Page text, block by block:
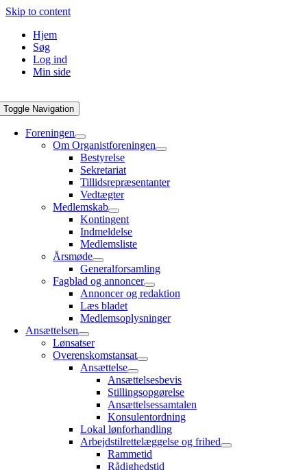
Skip to content
Hjem
Søg
Log ind
Min side
Toggle Navigation
Foreningen
Om Organistforeningen
Bestyrelse
Sekretariat
Tillidsrepræsentanter
Vedtægter
Medlemskab
Kontingent
Indmeldelse
Medlemsliste
Årsmøde
Generalforsamling
Fagblad og annoncer
Annoncer og redaktion
Læs bladet
Medlemsoplysninger
Ansættelsen
Lønsatser
Overenskomstansat
Ansættelse
Ansættelsesbevis
Stillingsopgørelse
Ansættelsessamtalen
Konsulentordning
Lokal lønforhandling
Arbejdstilrettelæggelse og frihed
Rammetid
Rådighedstid